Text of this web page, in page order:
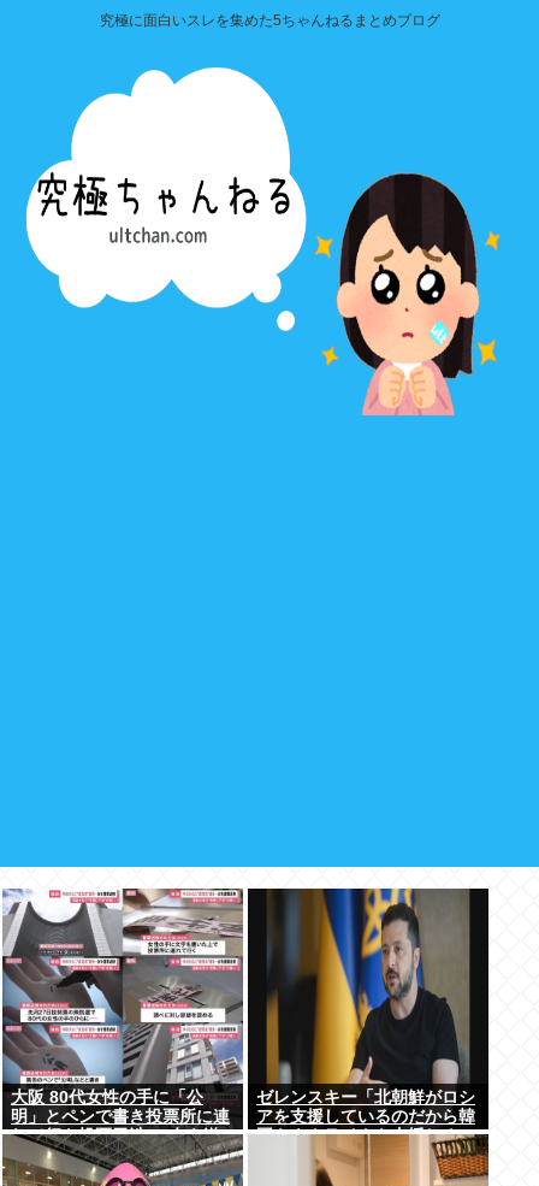
究極に面白いスレを集めた5ちゃんねるまとめブログ
大阪 80代女性の手に「公
明」とペンで書き投票所に連
れて行き投票干渉 60女を送
検【いさ酒場】
ゼレンスキー「北朝鮮がロシ
アを支援しているのだから韓
国もウクライナを支援しろ」